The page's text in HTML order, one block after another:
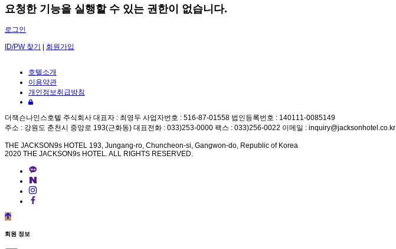
요청한 기능을 실행할 수 있는 권한이 없습니다.
로그인
ID/PW 찾기 회원가입
호텔소개
이용약관
개인정보취급방침
더잭슨나인스호텔 주식회사 대표자 : 최영두 사업자번호 : 516-87-01558 법인등록번호 : 140111-0085149
주소 : 강원도 춘천시 중앙로 193(근화동) 대표전화 : 033)253-0000 팩스 : 033)256-0022 이메일 : inquiry@jacksonhotel.co.kr
THE JACKSON9s HOTEL 193, Jungang-ro, Chuncheon-si, Gangwon-do, Republic of Korea
2020 THE JACKSON9s HOTEL. ALL RIGHTS RESERVED.
©
2
회원 정보